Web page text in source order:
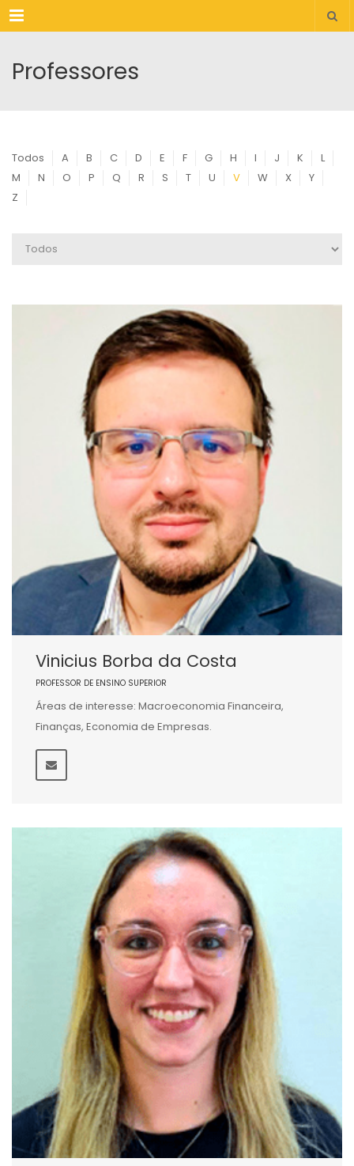
Menu
Professores
Todos A B C D E F G H I J K
L
M
N O P Q R S T U V W X
Y
Z
Vinicius Borba da Costa
PROFESSOR DE ENSINO SUPERIOR
Áreas de interesse: Macroeconomia Financeira,
Finanças, Economia de Empresas.